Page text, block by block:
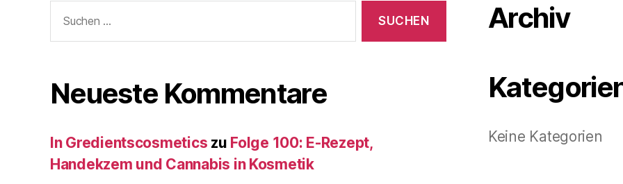
nach:
Neueste Kommentare
In Gredientscosmetics zu Folge 100: E-Rezept,
Handekzem und Cannabis in Kosmetik
Archiv
Keine Kategorien